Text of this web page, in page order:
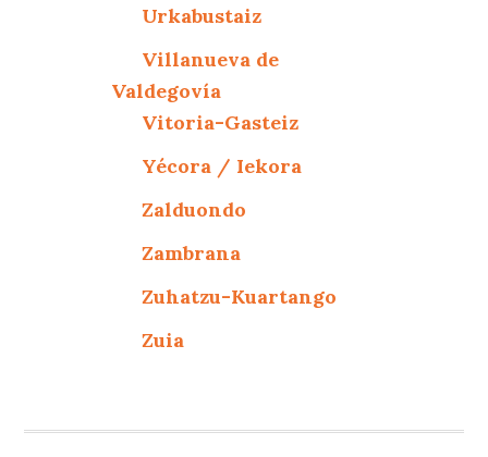
Urkabustaiz
Villanueva de
Valdegovía
Vitoria-Gasteiz
Yécora / Iekora
Zalduondo
Zambrana
Zuhatzu-Kuartango
Zuia